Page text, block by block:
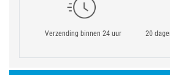
Verzending binnen 24 uur
20